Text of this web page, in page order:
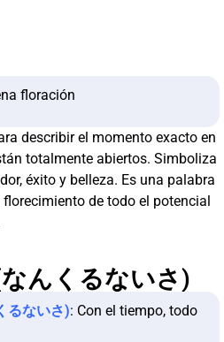
floración
describir el momento exacto en
totalmente abiertos. Simboliza
éxito y belleza. Es una palabra
de todo el potencial
んくるないさ)
るないさ): Con el tiempo, todo